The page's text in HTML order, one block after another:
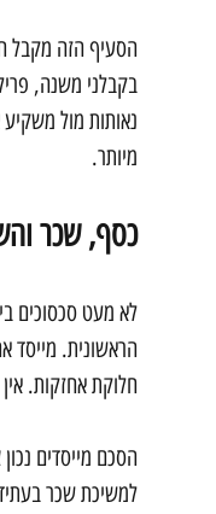
הסעיף הזה מקבל
בקבלני משנה,
נאותות מול
מיותר.
כסף, שכר
לא מעט סכסוכים
הראשונית. מייסד
חלוקת אחזקות.
הסכם מייסדים
למשיכת שכר